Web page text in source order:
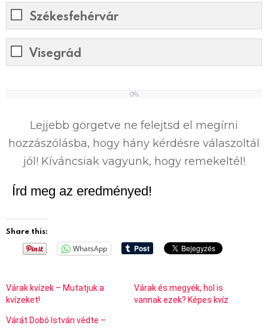
Székesfehérvár
Visegrád
0%
Lejjebb görgetve ne felejtsd el megírni
hozzászólásba, hogy hány kérdésre válaszoltál
jól! Kíváncsiak vagyunk, hogy remekeltél!
Írd meg az eredményed!
Share this:
WhatsApp
Várak kvízek – Mutatjuk a
kvízeket!
Várak és megyék, hol is
vannak ezek? Képes kvíz
Várát Dobó István védte –